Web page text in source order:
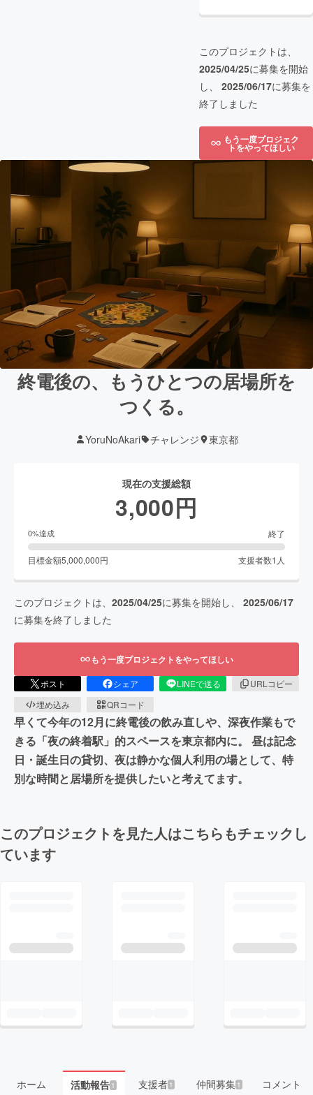
このプロジェクトは、
2025/04/25に募集を開始
し、 2025/06/17に募集を
終了しました
もう一度プロジェク
トをやってほしい
終電後の、もうひとつの居場所を
つくる。
YoruNoAkari チャレンジ 東京都
現在の支援総額
3,000円
0%達成 終了
目標金額5,000,000円 支援者数1 人
このプロジェクトは、 2025/04/25に募集を開始し、 2025/06/17
に募集を終了しました
もう一度プロジェクトをやってほしい
ポスト シェア LINEで送る
URLコピー
埋め込み
QRコード
早くて今年の12月に終電後の飲み直しや、深夜作業もで
きる「夜の終着駅」的スペースを東京都内に。 昼は記念
日・誕生日の貸切、夜は静かな個人利用の場として、特
別な時間と居場所を提供したいと考えてます。
このプロジェクトを見た人はこちらもチェックし
ています
ホーム 活動報告1 支援者 1 仲間募集 1 コメント